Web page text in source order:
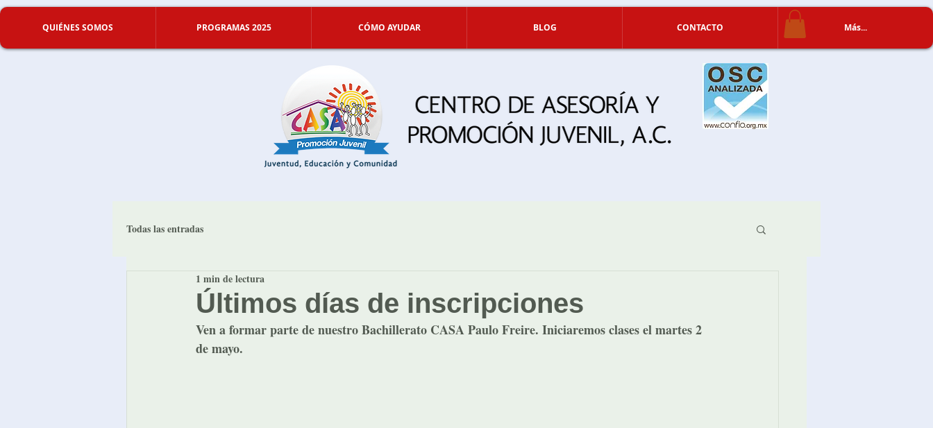
QUIÉNES SOMOS PROGRAMAS 2025 CÓMO AYUDAR BLOG CONTACTO Más...
Todas las entradas
Últimos días de inscripciones
1 min de lectura
Ven a formar parte de nuestro Bachillerato CASA Paulo Freire. Iniciaremos clases el martes 2
de mayo.